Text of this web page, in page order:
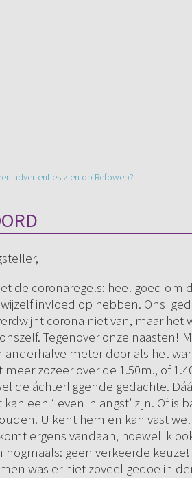
advertenties zien op Refoweb?
de coronaregels: heel goed om
invloed op hebben. Ons
corona niet van, maar
Tegenover onze naasten!
anderhalve meter door als het
meer zozeer over de 1.50m., of
de áchterliggende gedachte.
een ‘leven in angst’ zijn. Of
U kent hem en kan vast
komt ergens vandaan, hoewel ik
nogmaals: geen verkeerde
was er niet zoveel gedoe in